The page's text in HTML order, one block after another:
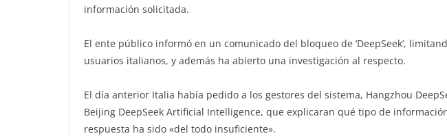
información solicitada.
El ente público informó en un comunicado del bloqueo de ‘DeepSeek’,
usuarios italianos, y además ha abierto una investigación al respecto.
El día anterior Italia había pedido a los gestores del sistema, Hangzhou
Beijing DeepSeek Artificial Intelligence, que explicaran qué tipo de
respuesta ha sido «del todo insuficiente».